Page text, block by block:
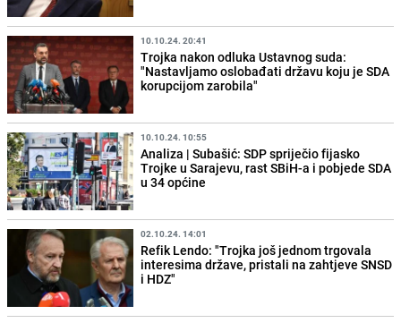
10.10.24. 20:41
Trojka nakon odluka Ustavnog suda:
"Nastavljamo oslobađati državu koju je SDA
korupcijom zarobila"
10.10.24. 10:55
Analiza | Subašić: SDP spriječio fijasko
Trojke u Sarajevu, rast SBiH-a i pobjede SDA
u 34 općine
02.10.24. 14:01
Refik Lendo: "Trojka još jednom trgovala
interesima države, pristali na zahtjeve SNSD
i HDZ"